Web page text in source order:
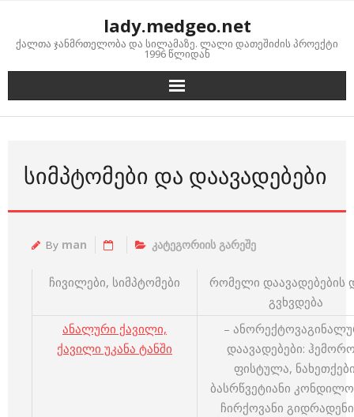
content
lady.medgeo.net
ქალთა ჯანმრთელობა და სილამაზე. ლალი დათეშიძის პროექტი
1996 წლიდან
ᲡᲘᲛᲞᲢᲝᲛᲔᲑᲘ ᲓᲐ ᲓᲐᲐᲕᲐᲓᲔᲑᲔᲑᲘ
By man კატეგორიის გარეშე
ჩივილები, სიმპტომები
რომელი დაავადებების
გვხვდება
ანალური ქავილი,
ქავილი უკანა ტანში
–
დაავადებები:
ფისტულა,
ბასრწვეტიანი
ჩირქოვანი